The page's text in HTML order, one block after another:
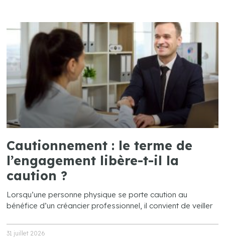
Cautionnement : le terme de
l’engagement libère-t-il la
caution ?
Lorsqu’une personne physique se porte caution au
bénéfice d’un créancier professionnel, il convient de veiller
31 juillet 2026